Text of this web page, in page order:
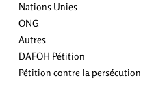
Nations Unies
ONG
Autres
DAFOH Pétition
Pétition contre la persécution